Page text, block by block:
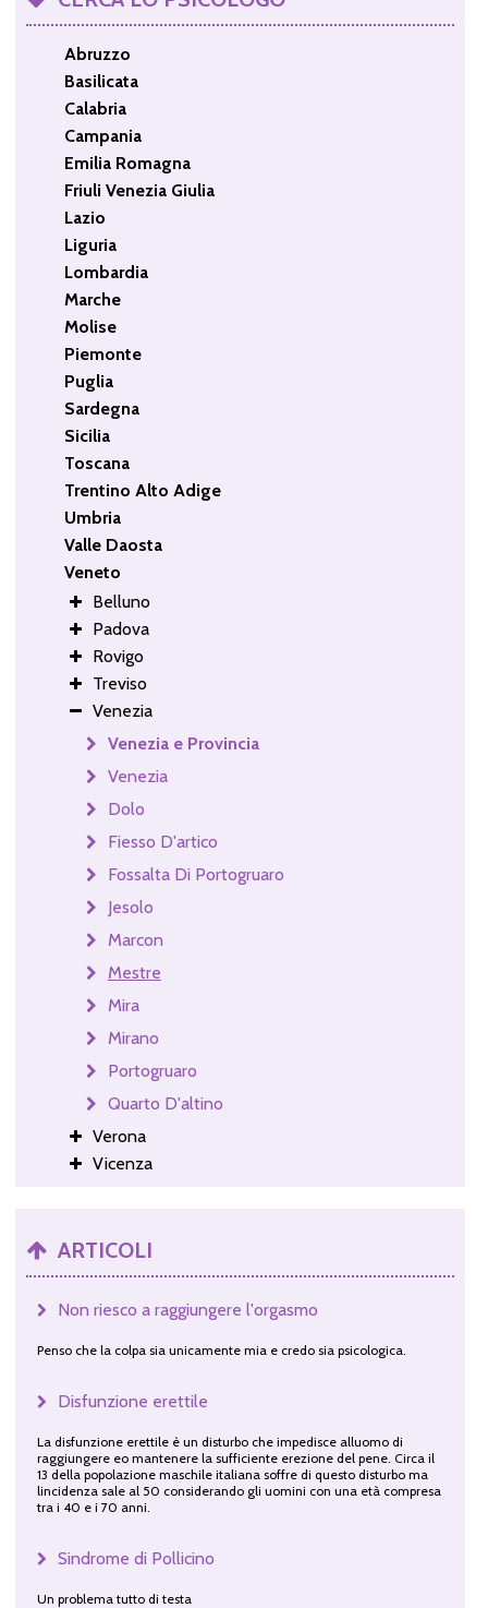
Abruzzo
Basilicata
Calabria
Campania
Emilia Romagna
Friuli Venezia Giulia
Lazio
Liguria
Lombardia
Marche
Molise
Piemonte
Puglia
Sardegna
Sicilia
Toscana
Trentino Alto Adige
Umbria
Valle Daosta
Veneto
Belluno
Padova
Rovigo
Treviso
Venezia
Venezia e Provincia
Venezia
Dolo
Fiesso D'artico
Fossalta Di Portogruaro
Jesolo
Marcon
Mestre
Mira
Mirano
Portogruaro
Quarto D'altino
Verona
Vicenza
ARTICOLI
Non riesco a raggiungere l'orgasmo
Penso che la colpa sia unicamente mia e credo sia psicologica.
Disfunzione erettile
La disfunzione erettile è un disturbo che impedisce alluomo di
raggiungere eo mantenere la sufficiente erezione del pene. Circa il
13 della popolazione maschile italiana soffre di questo disturbo ma
lincidenza sale al 50 considerando gli uomini con una età compresa
tra i 40 e i 70 anni.
Sindrome di Pollicino
Un problema tutto di testa